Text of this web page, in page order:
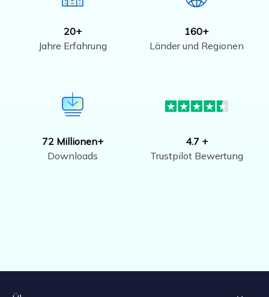
20+
Jahre Erfahrung
160+
Länder und Regionen
72 Millionen+
Downloads
4.7 +
Trustpilot Bewertung